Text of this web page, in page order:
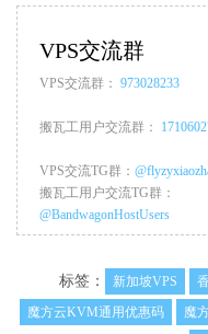
VPS交流群
VPS交流群： 973028233
搬瓦工用户交流群：
VPS交流TG群：
搬瓦工用户交流TG群：
@BandwagonHostUsers
标签： 新加坡VPS
魔方云KVM通用优惠码
魔